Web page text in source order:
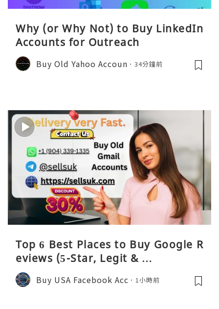
Why (or Why Not) to Buy LinkedIn
Accounts for Outreach
Buy Old Yahoo Accoun 34分鐘前
Top 6 Best Places to Buy Google R
eviews (5-Star, Legit & …
Buy USA Facebook Acc 1小時前